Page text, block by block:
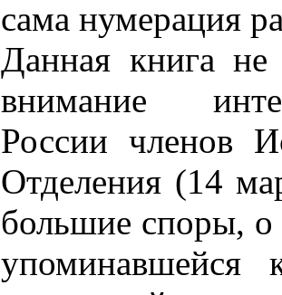
сама нумерация
Данная книга не
внимание
России членов
Отделения (14
большие споры,